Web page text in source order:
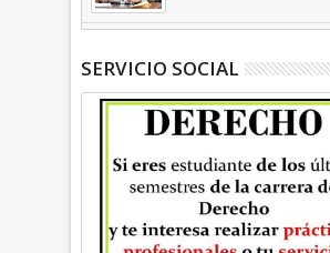
SERVICIO SOCIAL